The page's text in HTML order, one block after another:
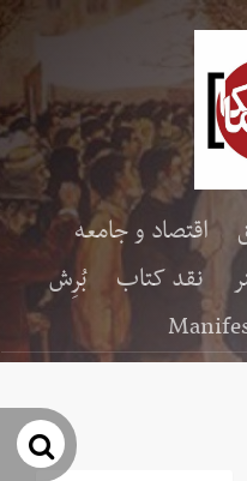
اقتصاد و جامعه
نقد کتاب
بُرِش